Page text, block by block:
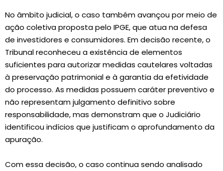
No âmbito judicial, o caso também avançou por meio de
ação coletiva proposta pelo IPGE, que atua na defesa
de investidores e consumidores. Em decisão recente, o
Tribunal reconheceu a existência de elementos
suficientes para autorizar medidas cautelares voltadas
à preservação patrimonial e à garantia da efetividade
do processo. As medidas possuem caráter preventivo e
não representam julgamento definitivo sobre
responsabilidade, mas demonstram que o Judiciário
identificou indícios que justificam o aprofundamento da
apuração.
Com essa decisão, o caso continua sendo analisado